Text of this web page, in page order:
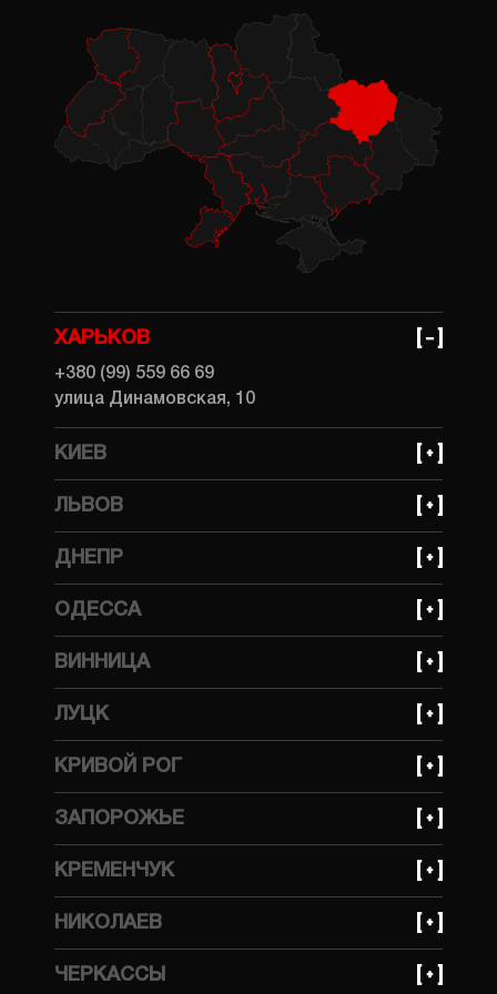
ХАРЬКОВ
+380 (99) 559 66 69
улица Динамовская, 10
КИЕВ
улица Ивана Федорова, 31
ЛЬВОВ
улица Стрыйская, 45ж
ДНЕПР
просп. Богдана Хмельницкого, 148А
ОДЕССА
улица Тракторная, 1А
ВИННИЦА
улица Бучмы, 233
ЛУЦК
КРИВОЙ РОГ
улица Волгоградская, 2Д
ЗАПОРОЖЬЕ
улица Украинская, 143
КРЕМЕНЧУК
улица Ярмарочная, 7В
НИКОЛАЕВ
улица 4я Продольная 76 - А
ЧЕРКАССЫ